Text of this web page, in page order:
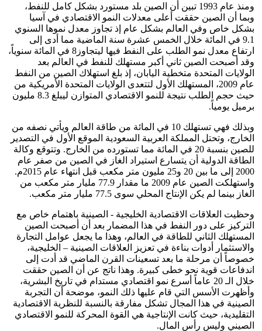
ومنذ عام 1993 تبين أن الصين بلد مستورد بشكل كامل للنفط،
وبما أن الصين حققت أعلى معدلات النمو الاقتصادي في آسيا
بشكل خاص وفي العالم بشكل عام إذ تجاوز معدل نموها السنوي
9.1 في المائة خلال الخمس عشرة سنة الماضية مما أدى إلى
ارتفاع معدل نمو الطلب على النفط فيها ليتجاوز8 في المائة سنوياً،
وقد أصبحت الصين ثاني أكبر مستهلك للنفط في العالم بعد
الولايات المتحدة متخطية اليابان، إذ بلغ استهلاك الصين من النفط
عام 2009، المستهلك الأول لتتعدى الولايات المتحدة الأمريكية من
حيث حجم الطلب نتيجة للنمو الاقتصادي المتوازن ليبلغ 8.3 مليون
برميل يومياً.
وبذلك فهي تستهلك 10 في المائة من طاقة العالم ويأتي نصفه من
الخارج، وتحتل المملكة العربية السعودية الموقع الأول في التصدير
للصين بنسبة 20 في المائة مما تستورده من الخارج. وتتوقع وكالة
الطاقة الدولية أن يتسارع استيراد الغاز في الصين من صفر عام
2000 إلى ما بين 20 و25 مليون متر مكعب قبل انتهاء عام 2015م.
واستهلكت الصين عام 2009 ما مقدار 77.9 مليار متر مكعب من
الغاز بينما لم يكن الإنتاج المحلي سوى 77.5 مليار متر مكعب.
وحظيت العلاقات الاقتصادية الخليجية - الصينية باهتمام خاص مع
التركيز على دور النفط في هذا المضمار بعد أن أصبحت الصين
المستهلك الثاني للطاقة في العالم، وهذا ما يجعل عوامل التجارة
والاستثمار أدوات بناءة في تعزيز العلاقات الصينية – الخليجية،
خصوصاً أن مرحلة ما بعد تسعينات القرن الماضي قد أدت إلى
اندفاعات قوية نحو خطى كبيرة. وهذا ناتج عن أن الصين حققت
خلال الـ 20 عاماً أسرع نمو اقتصادي مستدام في تاريخ البشرية،
وأظهرت الأسس التي قام عليها ذلك النمو، موضحة أن التجربة
الصينية في هذا المجال تشكل مفارقة بالنسبة للنظرية الاقتصادية
التقليدية، حيث كانت الإنتاجية هي القوة المحركة للنمو الاقتصادي
الصيني وليس رأس المال.